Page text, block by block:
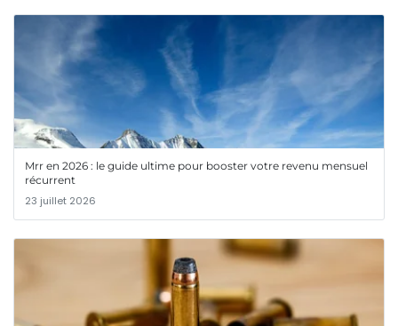
Mrr en 2026 : le guide ultime pour booster votre revenu mensuel
récurrent
23 juillet 2026